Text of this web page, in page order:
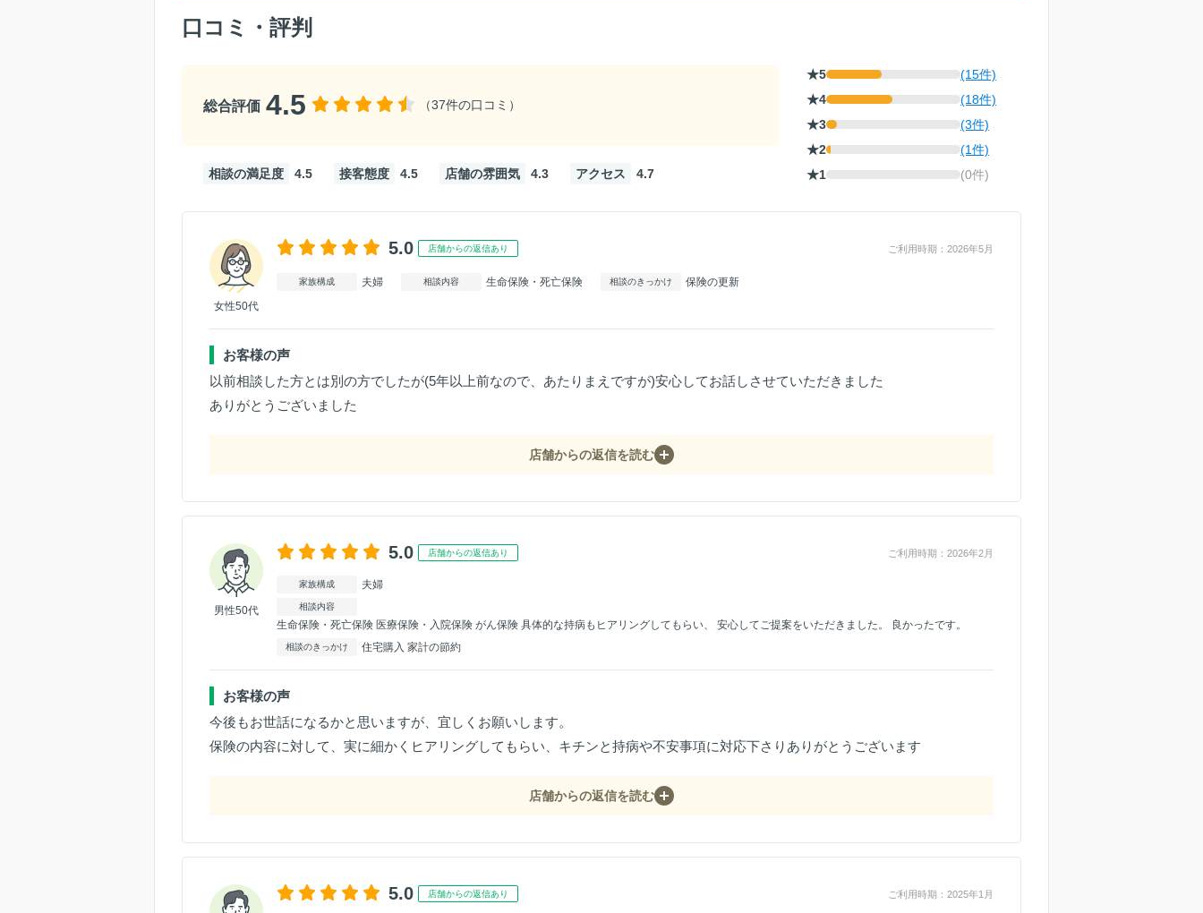
口コミ・評判
総合評価 4.5 （37件の口コミ）
相談の満足度 4.5 接客態度 4.5 店舗の雰囲気 4.3 アクセス 4.7
★5
(15件)
★4
(18件)
★3
(3件)
★2
(1件)
★1
(0件)
女性50代
5.0 店舗からの返信あり ご利用時期：2026年5月
家族構成 夫婦 相談内容 生命保険・死亡保険 相談のきっかけ 保険の更新
お客様の声
以前相談した方とは別の方でしたが(5年以上前なので、あたりまえですが)安心してお話しさせていただきました
ありがとうございました
店舗からの返信を読む
男性50代
5.0 店舗からの返信あり ご利用時期：2026年2月
家族構成 夫婦
相談内容
生命保険・死亡保険 医療保険・入院保険 がん保険 具体的な持病もヒアリングしてもらい、 安心してご提案をいただきました。 良かったです。
相談のきっかけ 住宅購入 家計の節約
お客様の声
今後もお世話になるかと思いますが、宜しくお願いします。
保険の内容に対して、実に細かくヒアリングしてもらい、キチンと持病や不安事項に対応下さりありがとうございます
店舗からの返信を読む
5.0 店舗からの返信あり ご利用時期：2025年1月